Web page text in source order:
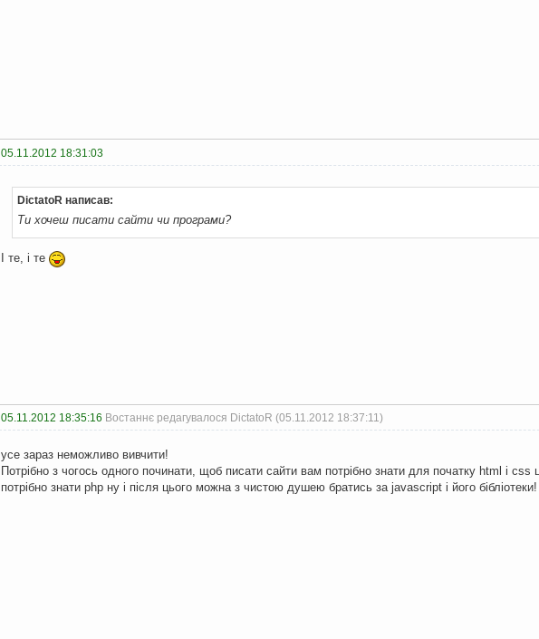
05.11.2012 18:31:03
DictatoR написав:
Ти хочеш писати сайти чи програми?
І те, і те
05.11.2012 18:35:16 Востаннє редагувалося DictatoR (05.11.2012 18:37:11)
усе зараз неможливо вивчити!
Потрібно з чогось одного починати, щоб писати сайти вам потрібно знати для початку html і
потрібно знати php ну і після цього можна з чистою душею братись за javascript і його